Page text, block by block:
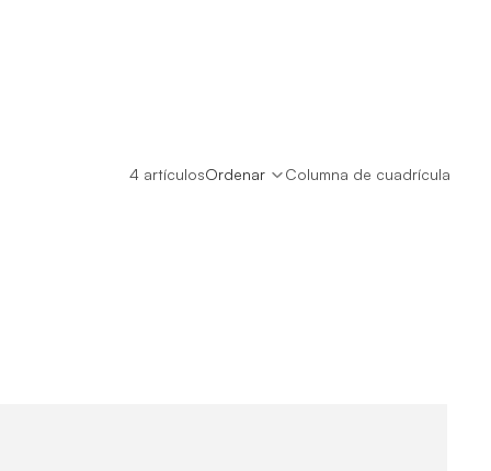
4 artículosOrdenar Columna de cuadrícula